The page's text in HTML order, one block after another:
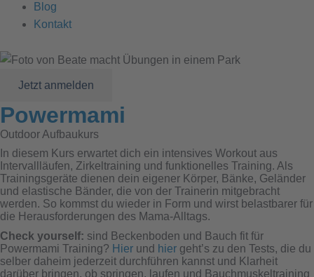
Blog
Kontakt
Jetzt anmelden
Powermami
Outdoor Aufbaukurs
In diesem Kurs erwartet dich ein intensives Workout aus
Intervallläufen, Zirkeltraining und funktionelles Training. Als
Trainingsgeräte dienen dein eigener Körper, Bänke, Geländer
und elastische Bänder, die von der Trainerin mitgebracht
werden. So kommst du wieder in Form und wirst belastbarer für
die Herausforderungen des Mama-Alltags.
Check yourself: sind Beckenboden und Bauch fit für
Powermami Training? Hier und hier geht’s zu den Tests, die du
selber daheim jederzeit durchführen kannst und Klarheit
darüber bringen, ob springen, laufen und Bauchmuskeltraining